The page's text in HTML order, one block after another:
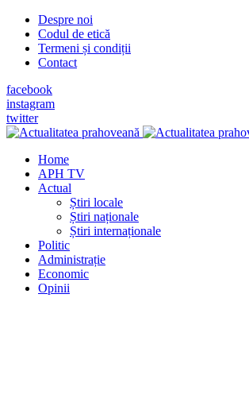
Despre noi
Codul de etică
Termeni și condiții
Contact
facebook
instagram
twitter
Home
APH TV
Actual
Știri locale
Știri naționale
Știri internaționale
Politic
Administrație
Economic
Opinii